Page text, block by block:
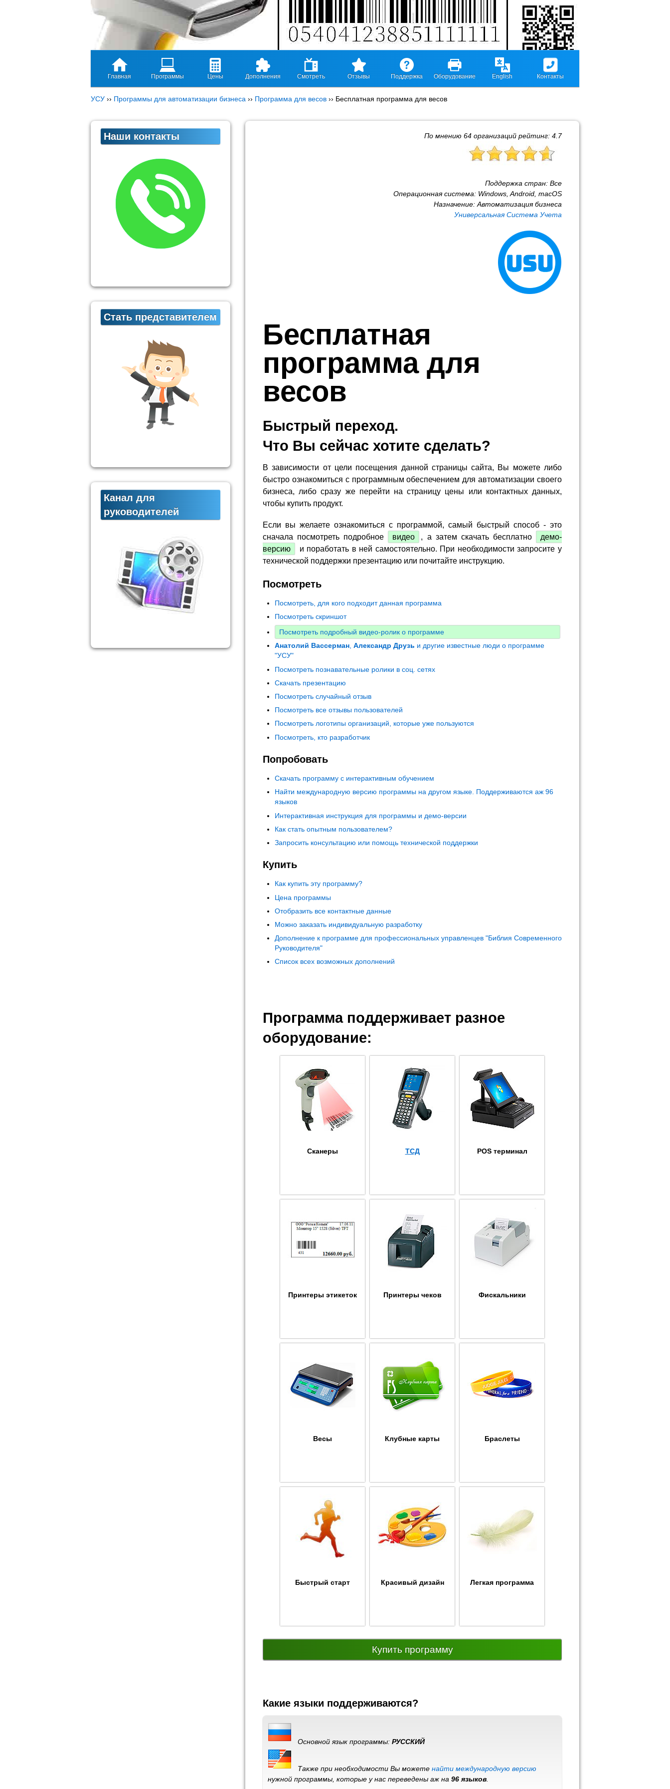
Главная Программы Цены Дополнения Смотреть Отзывы Поддержка Оборудование English Контакты
УСУ ›› Программы для автоматизации бизнеса ›› Программа для весов ›› Бесплатная программа для весов
По мнению 64 организаций рейтинг: 4.7
Поддержка стран: Все
Операционная система: Windows, Android, macOS
Назначение: Автоматизация бизнеса
Универсальная Система Учета
Бесплатная
программа для
весов
Быстрый переход.
Что Вы сейчас хотите сделать?
В зависимости от цели посещения данной страницы сайта, Вы можете либо
быстро ознакомиться с программным обеспечением для автоматизации своего
бизнеса, либо сразу же перейти на страницу цены или контактных данных,
чтобы купить продукт.
Если вы желаете ознакомиться с программой, самый быстрый способ - это
сначала посмотреть подробное
видео , а затем скачать бесплатно
демо-
версию
и поработать в ней самостоятельно. При необходимости запросите у
технической поддержки презентацию или почитайте инструкцию.
Посмотреть
Посмотреть, для кого подходит данная программа
Посмотреть скриншот
Посмотреть подробный видео-ролик о программе
Анатолий Вассерман, Александр Друзь и другие известные люди о программе
"УСУ"
Посмотреть познавательные ролики в соц. сетях
Скачать презентацию
Посмотреть случайный отзыв
Посмотреть все отзывы пользователей
Посмотреть логотипы организаций, которые уже пользуются
Посмотреть, кто разработчик
Попробовать
Скачать программу с интерактивным обучением
Найти международную версию программы на другом языке. Поддерживаются аж 96
языков
Интерактивная инструкция для программы и демо-версии
Как стать опытным пользователем?
Запросить консультацию или помощь технической поддержки
Купить
Как купить эту программу?
Цена программы
Отобразить все контактные данные
Можно заказать индивидуальную разработку
Дополнение к программе для профессиональных управленцев "Библия Современного
Руководителя"
Список всех возможных дополнений
Программа поддерживает разное
оборудование:
Сканеры ТСД POS терминал
Принтеры этикеток Принтеры чеков Фискальники
Весы Клубные карты Браслеты
Быстрый старт Красивый дизайн Легкая программа
Купить программу
Какие языки поддерживаются?
Основной язык программы: РУССКИЙ
Также при необходимости Вы можете найти международную версию
нужной программы, которые у нас переведены аж на 96 языков
Наши контакты
Стать представителем
Канал для
руководителей